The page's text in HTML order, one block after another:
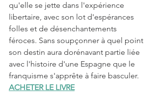
qu'elle se jette dans l'expérience
libertaire, avec son lot d'espérances
folles et de désenchantements
féroces. Sans soupçonner à quel point
son destin aura dorénavant partie liée
avec l'histoire d'une Espagne que le
franquisme s'apprête à faire basculer.
ACHETER LE LIVRE